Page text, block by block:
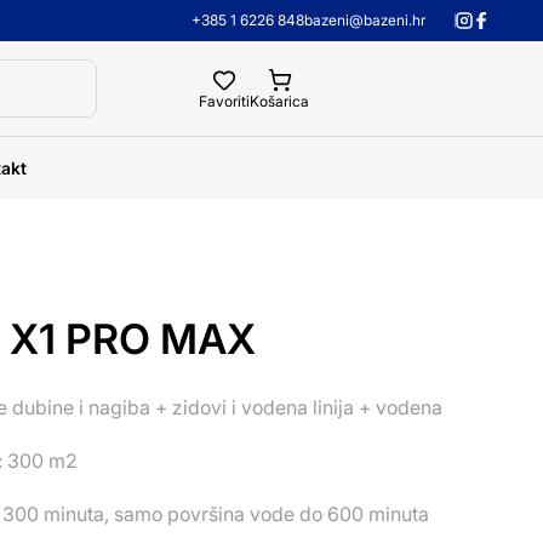
+385 1 6226 848bazeni@bazeni.hr
FavoritiKošarica
PRO MAX
dubine i nagiba + zidovi i vodena linija + vodena
300 m2
minuta, samo površina vode do 600 minuta